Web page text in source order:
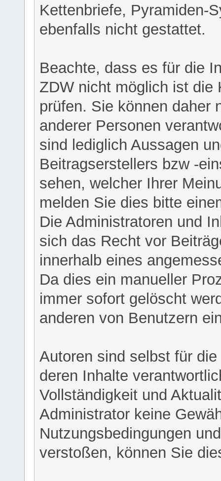
Kettenbriefe, Pyramiden-
ebenfalls nicht gestattet.
Beachte, dass es für die
ZDW nicht möglich ist die
prüfen. Sie können daher
anderer Personen
sind lediglich Aussagen
Beitragserstellers bzw -
sehen, welcher Ihrer
melden Sie dies bitte
Die Administratoren und
sich das Recht vor
innerhalb eines
Da dies ein manueller
immer sofort gelöscht
anderen von Benutzern
Autoren sind selbst für
deren Inhalte
Vollständigkeit und
Administrator keine
Nutzungsbedingungen
verstoßen, können Sie